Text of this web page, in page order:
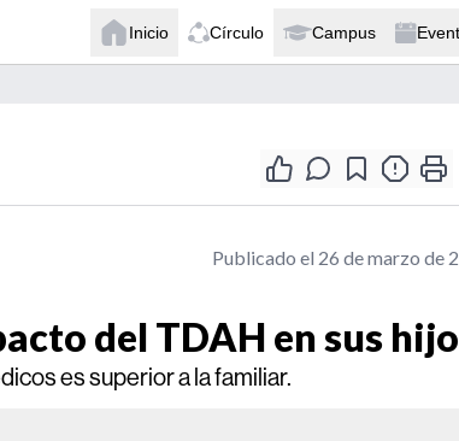
Inicio Círculo Campus
Publicado el 26 de marzo de
del TDAH en sus
es superior a la familiar.